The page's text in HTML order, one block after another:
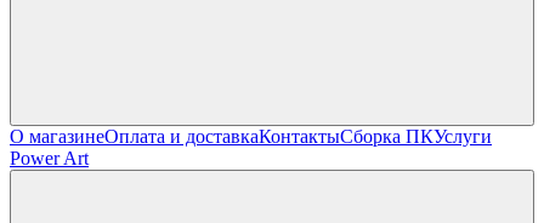
О магазинеОплата и доставкаКонтактыСборка ПКУслуги
Power Art